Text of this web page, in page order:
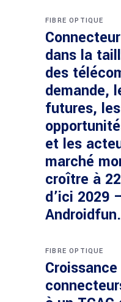
FIBRE OPTIQUE
dans la
des
demande,
futures,
et les
marché
croître à
d’ici 2029
FIBRE OPTIQUE